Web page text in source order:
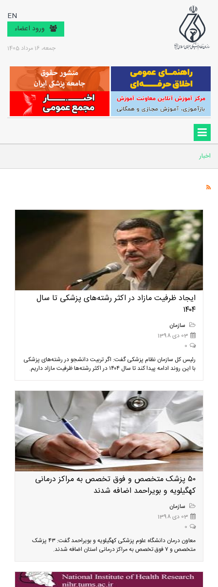
EN
ورود اعضاء
جمعه، 16 مرداد 1405
اخبار
ایجاد ظرفیت مازاد در اکثر رشته‌های پزشکی تا سال
۱۴۰۴
سازمان
03 دی 1398
0
رئیس کل سازمان نظام پزشکی گفت: اگر تربیت دانشجو در رشته‌های پزشکی
با این روند ادامه پیدا کند تا سال ۱۴۰۴ در اکثر رشته‌ها ظرفیت مازاد داریم.
۵۰ پزشک متخصص و فوق تخصص به مراکز درمانی
کهگیلویه و بویراحمد اضافه شدند
سازمان
03 دی 1398
0
معاون درمان دانشگاه علوم پزشکی کهگیلویه و بویراحمد گفت: ۴۳ پزشک
متخصص و ۷ فوق تخصص به مراکز درمانی استان اضافه شدند.